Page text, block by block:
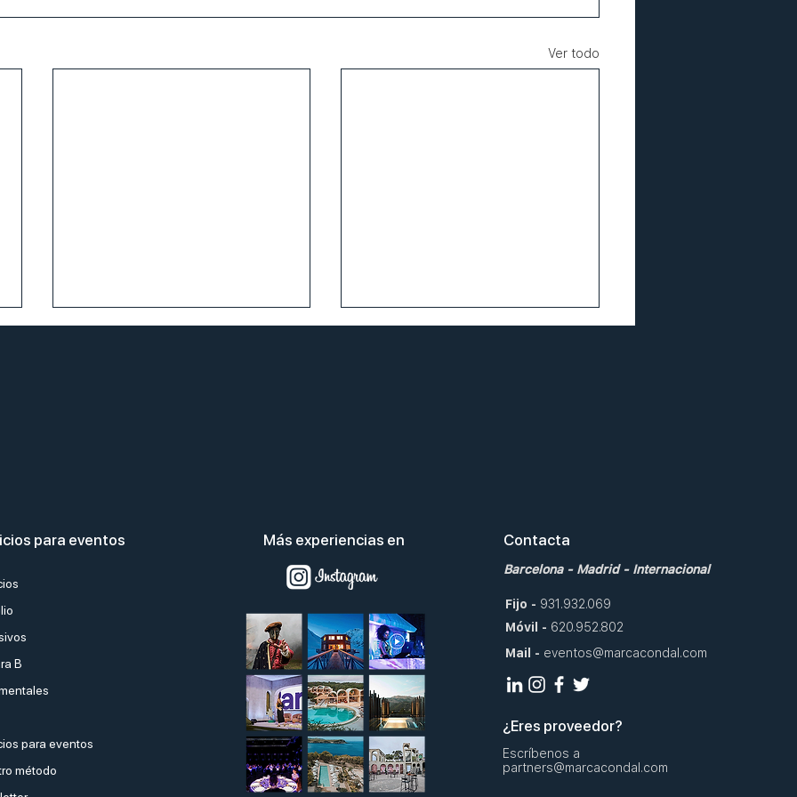
Ver todo
para eventos
B
para eventos
método
Más experiencias en Contacta
Barcelona- Madrid- Internacional
Fijo - 931.932.069
Móvil
- 620.952.802
Mail
- eventos@marcacondal.com
¿Eres proveedor?
Escríbenos a
partners@marcacondal.com